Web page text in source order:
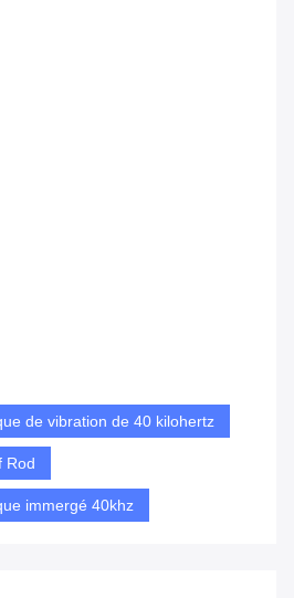
de vibration de 40 kilohertz
Rod
immergé 40khz